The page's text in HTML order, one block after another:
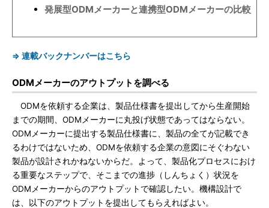
発展型ODMメーカーと連携型ODMメーカーの比較
⇒ 連載バックナンバーはこちら
ODMメーカーのアウトプットを調べる
ODMを依頼する企業は、製品仕様書を提出してから生産開始
までの期間、ODMメーカーに丸投げ状態であってはならない。
ODMメーカーに提出する製品仕様書に、製品の全てが記載でき
るわけではないため、ODMを依頼する企業の意図にそぐわない
製品が設計されかねないからだ。よって、製品化プロセスにおけ
る重要なステップで、そこまでの進捗（しんちょく）状況を
ODMメーカーからのアウトプットで確認したい。機構設計で
は、以下のアウトプットを提出してもらえればよい。